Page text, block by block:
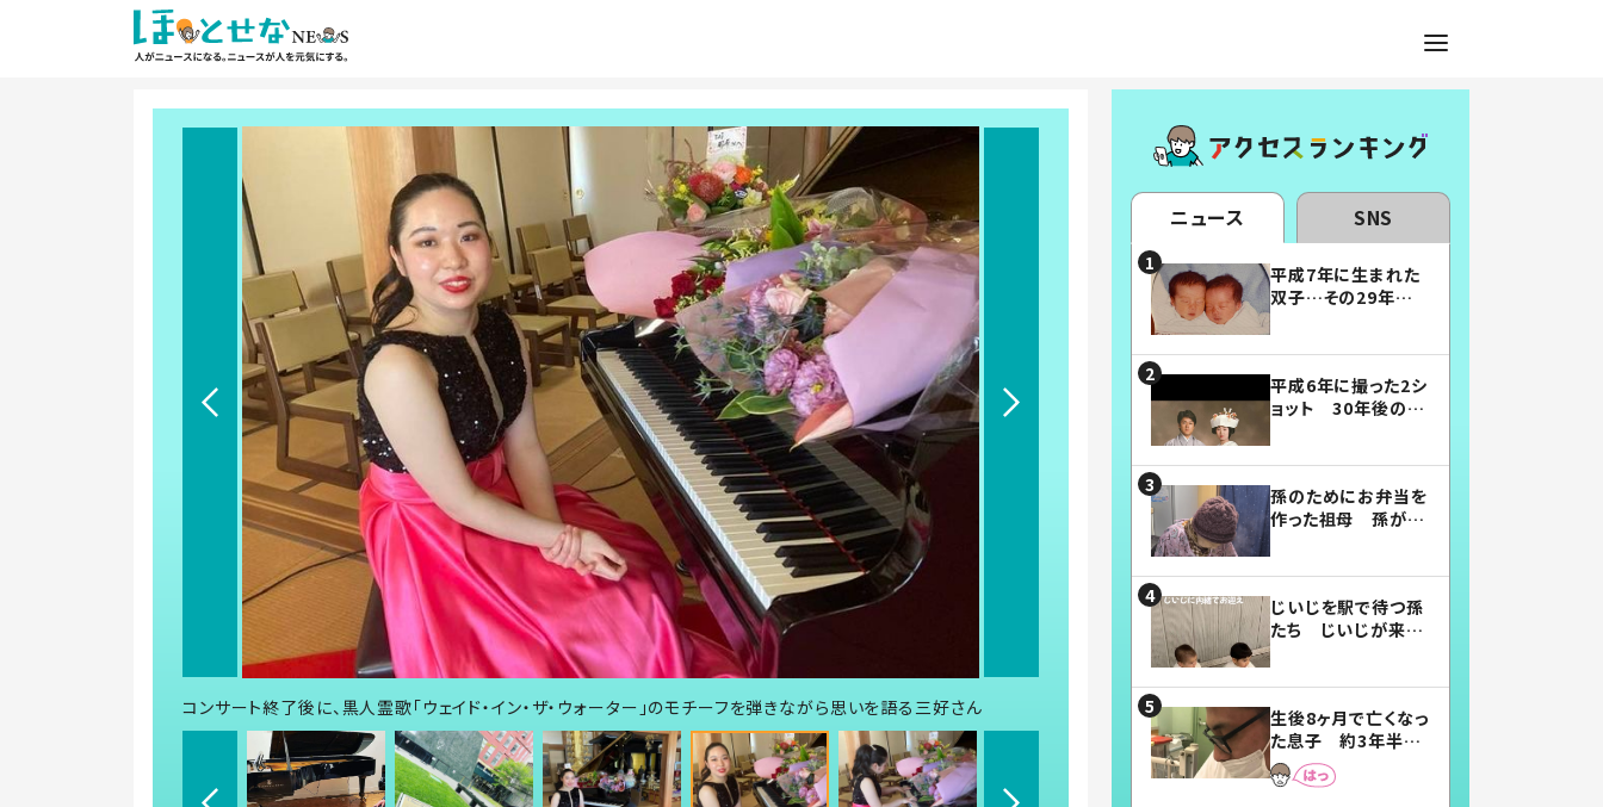
コンサート終了後に、黒人霊歌「ウェイド・イン・ザ・ウォーター」のモチーフを弾きながら思いを語る三好さん
ニュース SNS
平成7年に生まれた
双子…その29年後
平成6年に撮った2シ
ョット 30年後の姿
孫のためにお弁当を
作った祖母 孫が絶
じいじを駅で待つ孫
たち じいじが来た
まらない」「幸せにな
れる」
生後8ヶ月で亡くなっ
た息子 約3年半
後、当時の妻の日記
に書いてあった本音